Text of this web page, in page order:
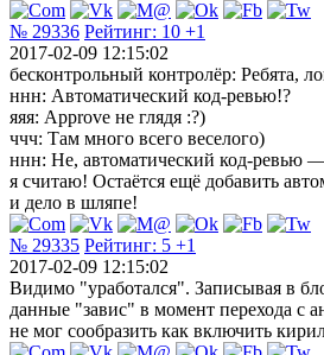
№ 29336 Рейтинг: 10 +1
2017-02-09 12:15:02
бесконтрольный контролёр: Ребята,
ннн: Автоматический код-ревью!?
яяя: Approve не глядя :?)
ччч: Там много всего веселого)
ннн: Не, автоматический код-ревью
я считаю! Остаётся ещё добавить
и дело в шляпе!
№ 29335 Рейтинг: 5 +1
2017-02-09 12:15:02
Видимо "уработался". Записывая в
данные "завис" в момент перехода с
не мог сообразить как включить